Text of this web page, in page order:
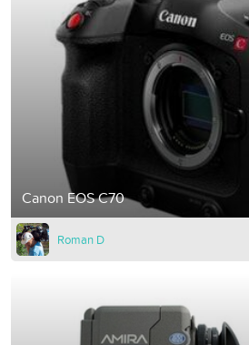
Canon EOS C70
Roman D